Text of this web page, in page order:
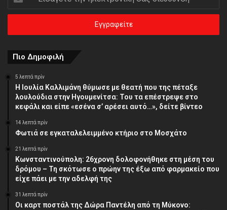
την
ηλεκτρονική
διεύθυνση
Πιο Δημοφιλή
5 λεπτά πρίν
Η Ιουλία Καλλιμάνη θύμωσε με θεατή που της πέταξε
λουλούδια στην Ηγουμενίτσα: Του τα επέστρεψε στο
κεφάλι και είπε «εσένα σ’ αρέσει αυτό…», δείτε βίντεο
14 λεπτά πρίν
Φωτιά σε εγκαταλελειμμένο κτήριο στο Μοσχάτο
21 λεπτά πρίν
Κωνσταντινούπολη: 26χρονη δολοφονήθηκε στη μέση του
δρόμου – Τη σκότωσε ο πρώην της έξω από φαρμακείο που
είχε πάει με την αδελφή της
31 λεπτά πρίν
Οι καρτ ποστάλ της Δώρα Παντέλη από τη Μύκονο: